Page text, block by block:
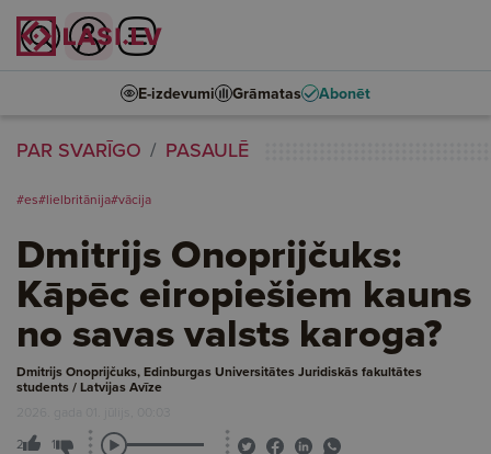
E-izdevumi Grāmatas Abonēt
PAR SVARĪGO PASAULĒ
#es#lielbritānija#vācija
Dmitrijs Onoprijčuks:
Kāpēc eiropiešiem kauns
no savas valsts karoga?
Dmitrijs Onoprijčuks, Edinburgas Universitātes Juridiskās fakultātes
students / Latvijas Avīze
2026. gada 01. jūlijs, 00:03
2 1